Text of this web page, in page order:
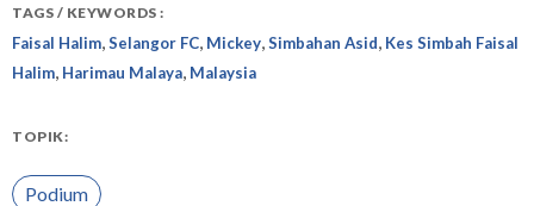
TAGS / KEYWORDS :
Faisal Halim Selangor FC Mickey Simbahan Asid Kes Simbah Faisal
Halim Harimau Malaya Malaysia
TOPIK:
Podium